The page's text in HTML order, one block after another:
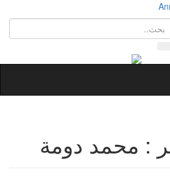
: محمد دومة